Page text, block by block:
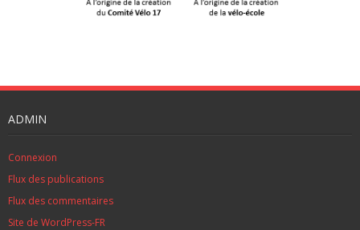
ADMIN
Connexion
Flux des publications
Flux des commentaires
Site de WordPress-FR